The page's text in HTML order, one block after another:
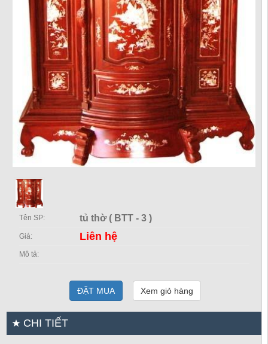
Tên SP: tủ thờ ( BTT - 3 )
Giá: Liên hệ
Mô tả:
ĐẶT MUA Xem giỏ hàng
CHI TIẾT